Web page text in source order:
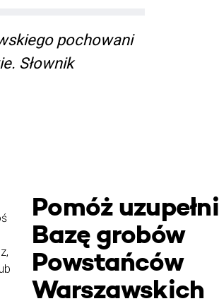
pochowani
Słownik
Pomóż
Bazę grobów
Powstańców
Warszawskich